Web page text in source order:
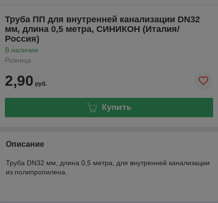
Труба ПП для внутренней канализации DN32
мм, длина 0,5 метра, СИНИКОН (Италия/
Россия)
В наличии
Розница
2,90 руб.
Купить
Описание
Труба DN32 мм, длина 0,5 метра, для внутренней канализации
из полипропилена.